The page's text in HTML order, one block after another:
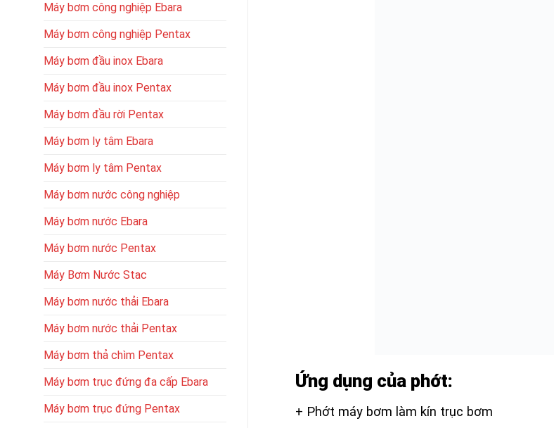
Máy bơm công nghiệp Ebara
Máy bơm công nghiệp Pentax
Máy bơm đầu inox Ebara
Máy bơm đầu inox Pentax
Máy bơm đầu rời Pentax
Máy bơm ly tâm Ebara
Máy bơm ly tâm Pentax
Máy bơm nước công nghiệp
Máy bơm nước Ebara
Máy bơm nước Pentax
Máy Bơm Nước Stac
Máy bơm nước thải Ebara
Máy bơm nước thải Pentax
Máy bơm thả chìm Pentax
Máy bơm trục đứng đa cấp Ebara
Máy bơm trục đứng Pentax
Ứng dụng của phớt:
+ Phớt máy bơm làm kín trục bơm